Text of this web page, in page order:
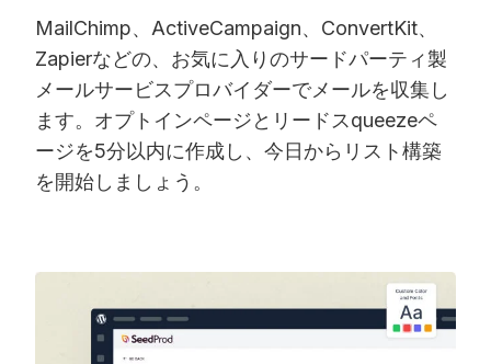
MailChimp、ActiveCampaign、ConvertKit、
Zapierなどの、お気に入りのサードパーティ製
メールサービスプロバイダーでメールを収集し
ます。オプトインページとリードスqueezeペ
ージを5分以内に作成し、今日からリスト構築
を開始しましょう。